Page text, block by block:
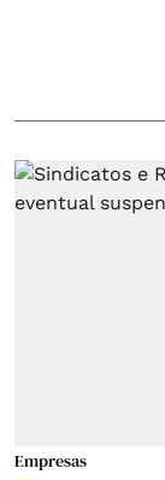
Empresas